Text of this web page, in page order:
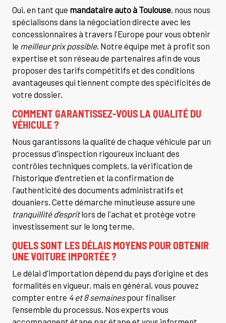
Oui, en tant que mandataire auto à Toulouse, nous nous
spécialisons dans la négociation directe avec les
concessionnaires à travers l'Europe pour vous obtenir
le meilleur prix possible. Notre équipe met à profit son
expertise et son réseau de partenaires afin de vous
proposer des tarifs compétitifs et des conditions
avantageuses qui tiennent compte des spécificités de
votre dossier.
COMMENT GARANTISSEZ-VOUS LA QUALITÉ DU
VÉHICULE ?
Nous garantissons la qualité de chaque véhicule par un
processus d'inspection rigoureux incluant des
contrôles techniques complets, la vérification de
l'historique d'entretien et la confirmation de
l'authenticité des documents administratifs et
douaniers. Cette démarche minutieuse assure une
tranquillité d'espritlors de l'achat et protège votre
investissement sur le long terme.
QUELS SONT LES DÉLAIS MOYENS POUR OBTENIR
UNE VOITURE IMPORTÉE ?
Le délai d'importation dépend du pays d'origine et des
formalités en vigueur, mais en général, vous pouvez
compter entre 4 et 8 semainespour finaliser
l'ensemble du processus. Nos experts vous